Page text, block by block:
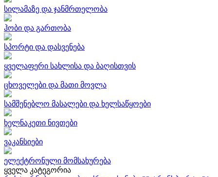
სილამაზე და ჯანმრთელობა
ჰობი და გართობა
სპორტი და დასვენება
ყველაფერი სახლისა და ბაღისთვის
ცხოველები და მათი მოვლა
სამშენებლო მასალები და ხელსაწყოები
ხელნაკეთი ნივთები
ვაკანსიები
ელექტრონული მომსახურება
ყველა კატეგორია